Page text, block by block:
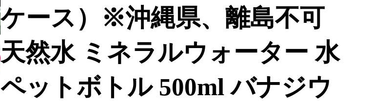
ケース）※沖縄県、離島不可
天然水 ミネラルウォーター 水
ペットボトル 500ml バナジウ